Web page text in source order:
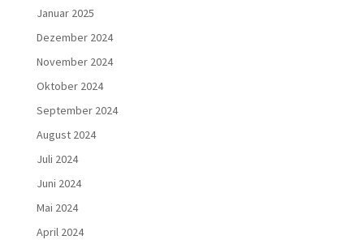
Januar 2025
Dezember 2024
November 2024
Oktober 2024
September 2024
August 2024
Juli 2024
Juni 2024
Mai 2024
April 2024